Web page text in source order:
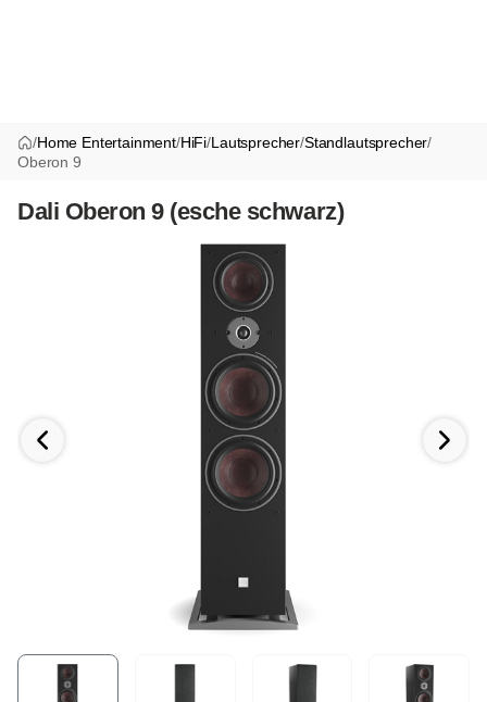
/Home Entertainment/HiFi/Lautsprecher/Standlautsprecher/
Oberon 9
Dali Oberon 9 (esche schwarz)